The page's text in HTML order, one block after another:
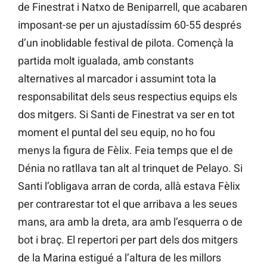
de Finestrat i Natxo de Beniparrell, que acabaren
imposant-se per un ajustadíssim 60-55 després
d’un inoblidable festival de pilota. Començà la
partida molt igualada, amb constants
alternatives al marcador i assumint tota la
responsabilitat dels seus respectius equips els
dos mitgers. Si Santi de Finestrat va ser en tot
moment el puntal del seu equip, no ho fou
menys la figura de Fèlix. Feia temps que el de
Dénia no ratllava tan alt al trinquet de Pelayo. Si
Santi l’obligava arran de corda, allà estava Fèlix
per contrarestar tot el que arribava a les seues
mans, ara amb la dreta, ara amb l’esquerra o de
bot i braç. El repertori per part dels dos mitgers
de la Marina estigué a l’altura de les millors